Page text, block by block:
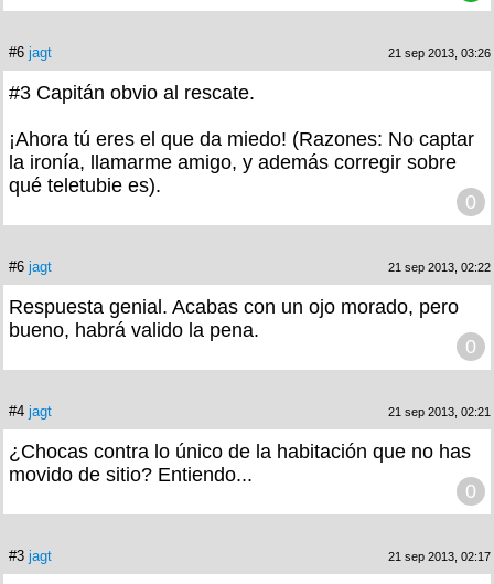
#6 jagt 21 sep 2013, 03:26
#3 Capitán obvio al rescate.
¡Ahora tú eres el que da miedo! (Razones: No captar
la ironía, llamarme amigo, y además corregir sobre
qué teletubie es).
0
#6 jagt 21 sep 2013, 02:22
Respuesta genial. Acabas con un ojo morado, pero
bueno, habrá valido la pena.
0
#4 jagt 21 sep 2013, 02:21
¿Chocas contra lo único de la habitación que no has
movido de sitio? Entiendo...
0
#3 jagt 21 sep 2013, 02:17